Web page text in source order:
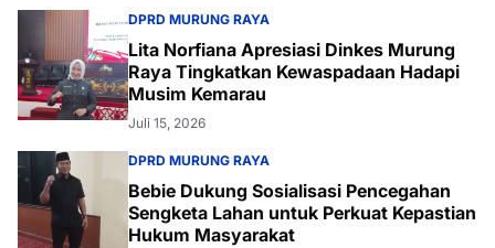
DPRD MURUNG RAYA
Lita Norfiana Apresiasi Dinkes Murung
Raya Tingkatkan Kewaspadaan Hadapi
Musim Kemarau
Juli 15, 2026
DPRD MURUNG RAYA
Bebie Dukung Sosialisasi Pencegahan
Sengketa Lahan untuk Perkuat Kepastian
Hukum Masyarakat